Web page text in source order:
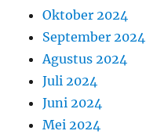
Oktober 2024
September 2024
Agustus 2024
Juli 2024
Juni 2024
Mei 2024